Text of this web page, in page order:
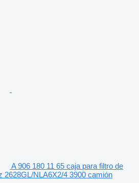
A 906 180 11 65 caja para filtro de
2628GL/NLA6X2/4 3900 camión